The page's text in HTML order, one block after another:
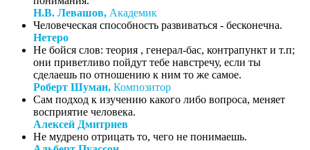
Н.В. Левашов, Академик
Человеческая способность развиваться - бесконечна.
Нетеро
Не бойся слов: теория , генерал-бас, контрапункт и т.п;
они приветливо пойдут тебе навстречу, если ты
сделаешь по отношению к ним то же самое.
Роберт Шуман, Композитор
Сам подход к изучению какого либо вопроса, меняет
восприятие человека.
Алексей Дмитриев
Не мудрено отрицать то, чего не понимаешь.